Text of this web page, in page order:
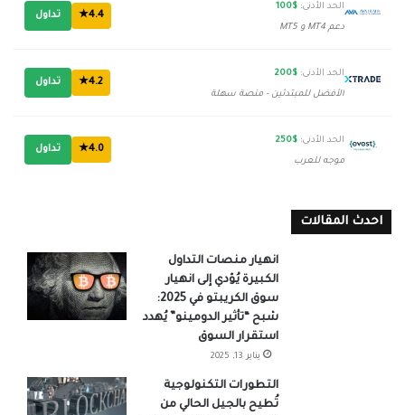
الحد الأدنى: $100
دعم MT4 و MT5
4.4★ تداول
الحد الأدنى: $200
الأفضل للمبتدئين - منصة سهلة
4.2★ تداول
الحد الأدنى: $250
موجه للعرب
4.0★ تداول
احدث المقالات
انهيار منصات التداول
الكبيرة يُؤدي إلى انهيار
سوق الكريبتو في 2025:
شبح “تأثير الدومينو” يُهدد
استقرار السوق
يناير 13, 2025
التطورات التكنولوجية
تُطيح بالجيل الحالي من